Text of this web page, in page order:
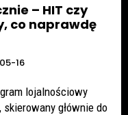
– HIT czy
co naprawdę
16
lojalnościowy
głównie do